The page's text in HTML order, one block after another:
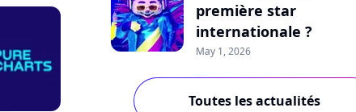
première star
internationale ?
May 1, 2026
Toutes les actualités